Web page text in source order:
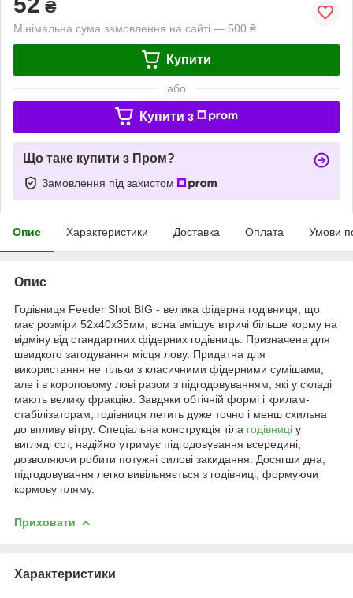
₴
Мінімальна сума замовлення на сайті — 500 ₴
Купити
або
Купити з
Що таке купити з Пром?
Замовлення під захистом
Опис Характеристики Доставка Оплата Умови
Опис
Годівниця Feeder Shot BIG - велика фідерна годівниця, що
має розміри 52х40х35мм, вона вміщує втричі більше корму на
відміну від стандартних фідерних годівниць. Призначена для
швидкого загодування місця лову. Придатна для
використання не тільки з класичними фідерними сумішами,
але і в короповому лові разом з підгодовуванням, які у складі
мають велику фракцію. Завдяки обтічній формі і крилам-
стабілізаторам, годівниця летить дуже точно і менш схильна
до впливу вітру. Спеціальна конструкція тіла годівниці у
вигляді сот, надійно утримує підгодовування всередині,
дозволяючи робити потужні силові закидання. Досягши дна,
підгодовування легко вивільняється з годівниці, формуючи
кормову пляму.
Приховати
Характеристики